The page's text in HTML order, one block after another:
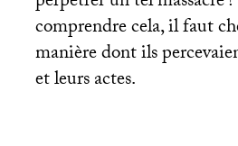
comprendre cela, il faut
manière dont ils
et leurs actes.